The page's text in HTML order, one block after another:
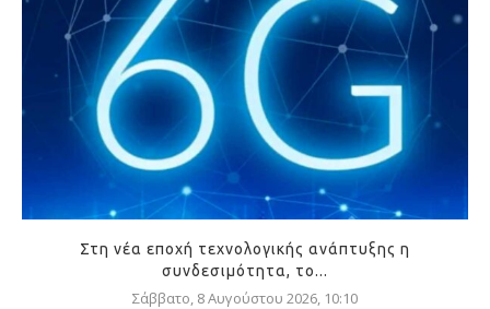
Στη νέα εποχή τεχνολογικής ανάπτυξης η
συνδεσιμότητα, το...
Σάββατο, 8 Αυγούστου 2026, 10:10